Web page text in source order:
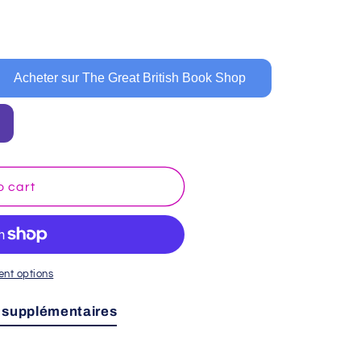
Acheter sur The Great British Book Shop
cart
options